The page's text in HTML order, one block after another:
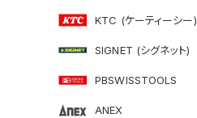
KTC (ケーティーシー)
SIGNET (シグネット)
PBSWISSTOOLS
ANEX